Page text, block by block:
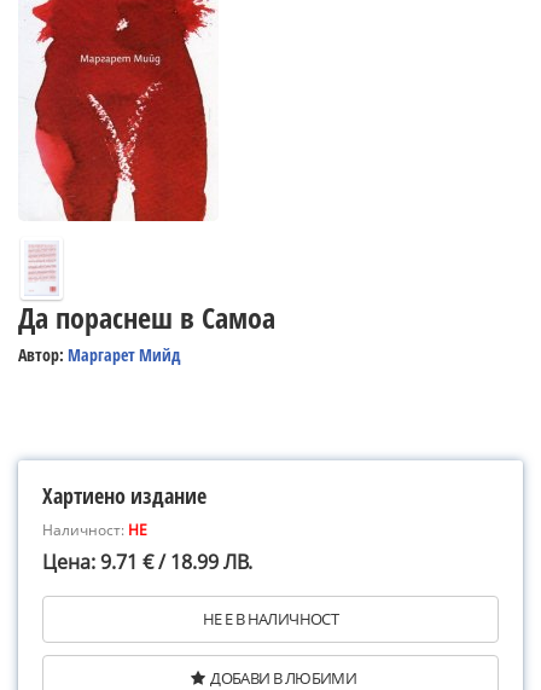
Да пораснеш в Самоа
Автор: Маргарет Мийд
Хартиено издание
Наличност: НЕ
Цена: 9.71 € / 18.99 ЛВ.
НЕ Е В НАЛИЧНОСТ
ДОБАВИ В ЛЮБИМИ